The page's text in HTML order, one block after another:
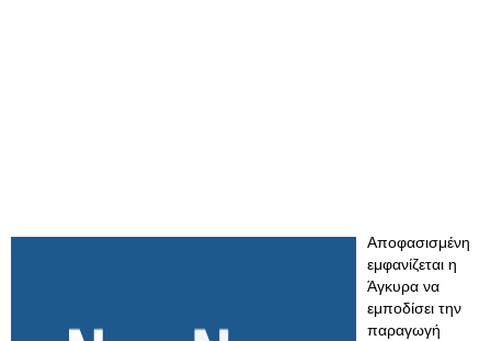
Αποφασισμένη
εμφανίζεται η
Άγκυρα να
εμποδίσει την
παραγωγή